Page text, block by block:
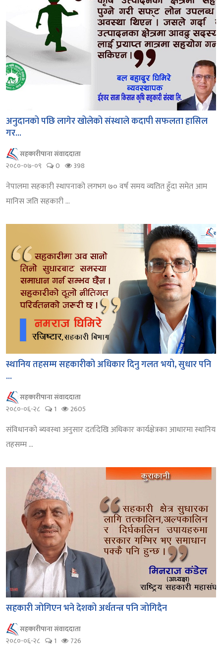
अनुदानको पछि लागेर खोलेको संस्थाले कदापी सफलता हासिल
गर...
सहकारीपाना संवाददाता
२०८०-०७-०९
0 398
नेपालमा सहकारी स्थापनाको लगभग ७० वर्ष समय व्यतित हुँदा समेत आम
मानिस जति सहकारी ...
स्थानिय तहसम्म सहकारीको अधिकार दिनु गलत भयो, सुधार पनि
...
सहकारीपाना संवाददाता
२०८०-०६-२८
1 2605
संविधानको ब्यवस्था अनुसार दर्तादेखि अधिकार कार्यक्षेत्रका आधारमा स्थानिय
तहसम्म ...
सहकारी जोगिएन भने देशको अर्थतन्त्र पनि जोगिदैन
सहकारीपाना संवाददाता
२०८०-०६-२८
1 726